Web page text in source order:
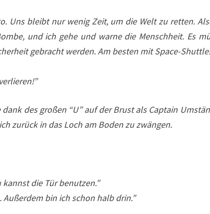
Uns bleibt nur wenig Zeit, um die Welt zu retten.
und ich gehe und warne die Menschheit. Es
gebracht werden. Am besten mit Space-
des großen “U” auf der Brust als Captain
zurück in das Loch am Boden zu zwängen.
kannst die Tür benutzen.”
bin ich schon halb drin.”